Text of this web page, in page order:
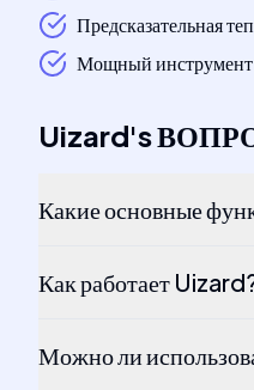
Предсказательная
Мощный инструмент
Uizard's
Какие основные
Как работает
Можно ли